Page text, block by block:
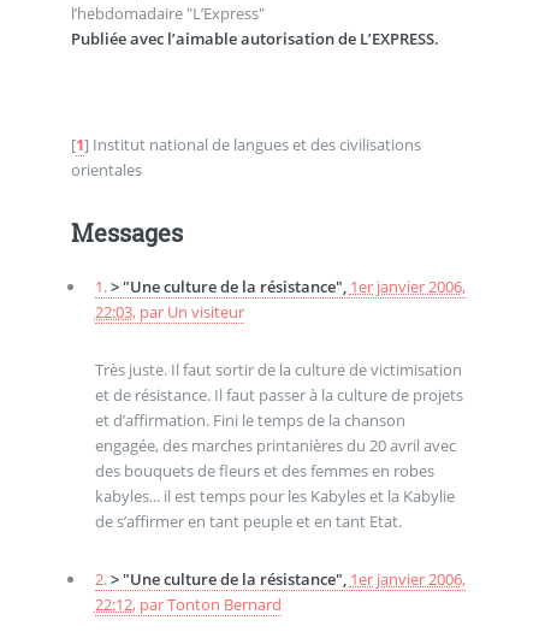
l’hebdomadaire "L’Express"
Publiée avec l’aimable autorisation de L’EXPRESS.
[1] Institut national de langues et des civilisations
orientales
Messages
1.> "Une culture de la résistance", 1er janvier 2006,
22:03, par Un visiteur
Très juste. Il faut sortir de la culture de victimisation
et de résistance. Il faut passer à la culture de projets
et d’affirmation. Fini le temps de la chanson
engagée, des marches printanières du 20 avril avec
des bouquets de fleurs et des femmes en robes
kabyles... il est temps pour les Kabyles et la Kabylie
de s’affirmer en tant peuple et en tant Etat.
2.> "Une culture de la résistance", 1er janvier 2006,
22:12, parTonton Bernard